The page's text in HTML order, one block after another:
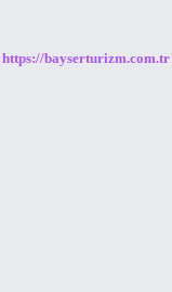
https://bayserturizm.com.tr